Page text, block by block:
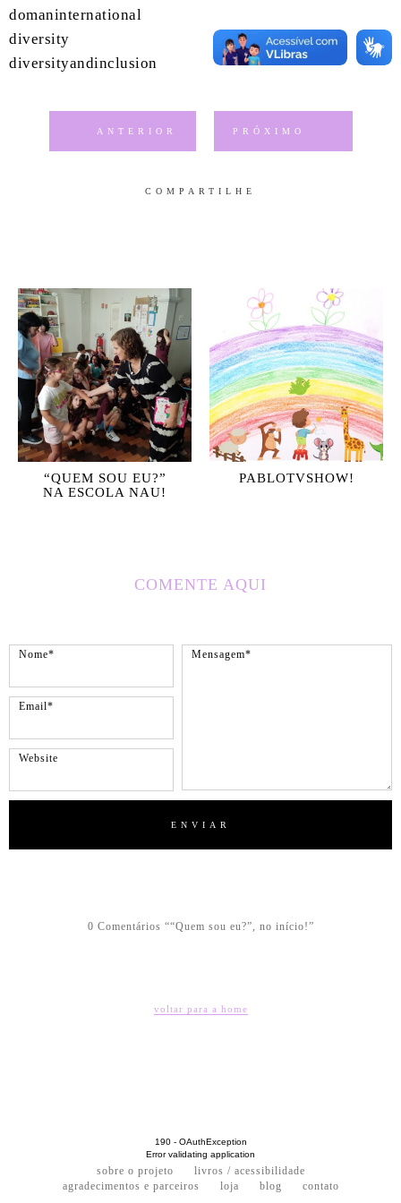
domaninternational
diversity
diversityandinclusion
ANTERIOR PRÓXIMO
COMPARTILHE
“QUEM SOU EU?”
NA ESCOLA NAU!
PABLOTVSHOW!
COMENTE AQUI
0 Comentários ““Quem sou eu?”, no início!”
voltar para a home
190 - OAuthException
Error validating application
sobre o projeto
livros / acessibilidade
agradecimentos e parceiros
loja blog contato